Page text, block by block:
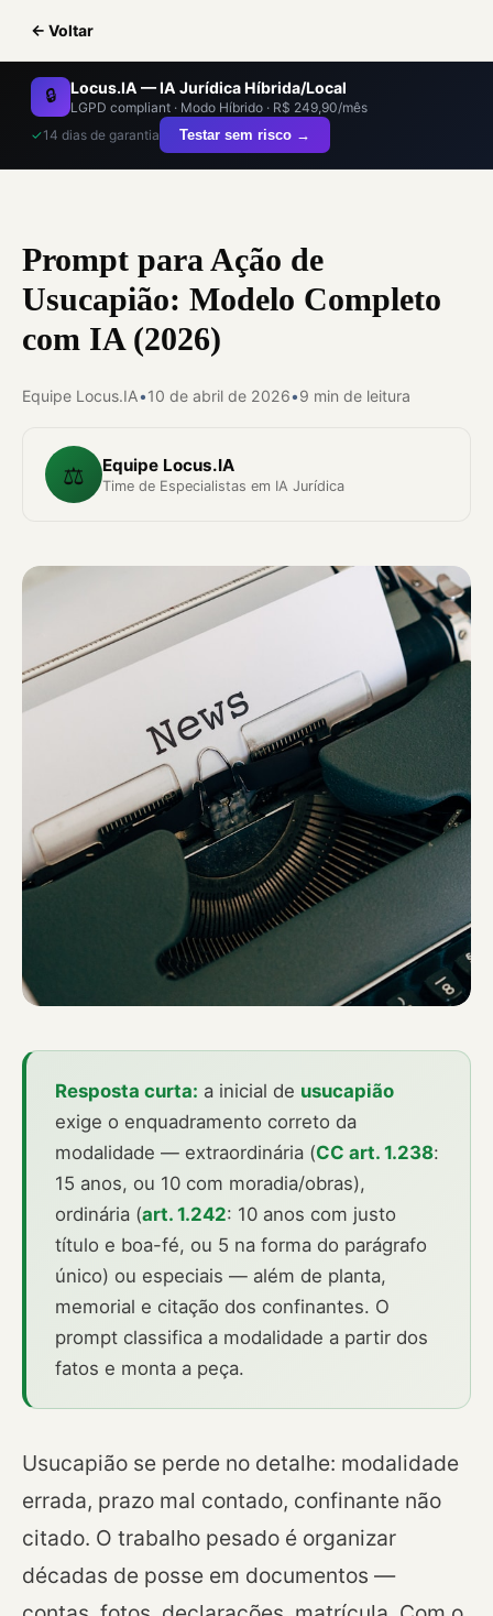
← Voltar
🔒 Locus.IA — IA Jurídica Híbrida/Local
LGPD compliant · Modo Híbrido · R$ 249,90/mês
✓14 dias de garantia Testar sem risco →
Prompt para Ação de
Usucapião: Modelo Completo
com IA (2026)
Equipe Locus.IA•10 de abril de 2026•9 min de leitura
⚖️ Equipe Locus.IA
Time de Especialistas em IA Jurídica
Resposta curta: a inicial de usucapião
exige o enquadramento correto da
modalidade — extraordinária (CC art. 1.238:
15 anos, ou 10 com moradia/obras),
ordinária (art. 1.242: 10 anos com justo
título e boa-fé, ou 5 na forma do parágrafo
único) ou especiais — além de planta,
memorial e citação dos confinantes. O
prompt classifica a modalidade a partir dos
fatos e monta a peça.
Usucapião se perde no detalhe: modalidade
errada, prazo mal contado, confinante não
citado. O trabalho pesado é organizar
décadas de posse em documentos —